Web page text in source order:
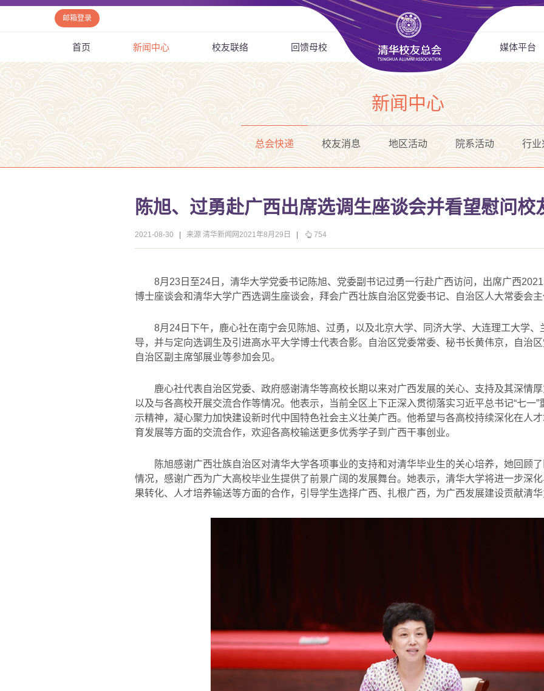
邮箱登录
首页 新闻中心 校友联络 回馈母校 媒体平台
新闻中心
总会快递 校友消息 地区活动 院系活动 行业
陈旭、过勇赴广西出席选调生座谈会并看望慰问校
2021-08-30 来源 清华新闻网2021年8月29日 754
8月 23 日至24 日，清华大学党委书记陈旭、党委副书记过勇一行赴广西访问，出席广西2021
博士座谈会和清华大学广西选调生座谈会，拜会广西壮族自治区党委书记、自治区人大常委会
8月 24 日下午，鹿心社在南宁会见陈旭、过勇，以及北京大学、同济大学、大连理工大学
导，并与定向选调生及引进高水平大学博士代表合影。自治区党委常委、秘书长黄伟京，自治
自治区副主席邹展业等参加会见。
鹿心社代表自治区党委、政府感谢清华等高校长期以来对广西发展的关心、支持及其深情
以及与各高校开展交流合作等情况。他表示，当前全区上下正深入贯彻落实习近平总书记“七一
示精神，凝心聚力加快建设新时代中国特色社会主义壮美广西。他希望与各高校持续深化在人
育发展等方面的交流合作，欢迎各高校输送更多优秀学子到广西干事创业。
陈旭感谢广西壮族自治区对清华大学各项事业的支持和对清华毕业生的关心培养，她回顾
情况，感谢广西为广大高校毕业生提供了前景广阔的发展舞台。她表示，清华大学将进一步深
果转化、人才培养输送等方面的合作，引导学生选择广西、扎根广西，为广西发展建设贡献清